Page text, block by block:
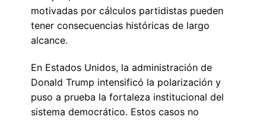
motivadas por cálculos partidistas pueden
tener consecuencias históricas de largo
alcance.
En Estados Unidos, la administración de
Donald Trump intensificó la polarización y
puso a prueba la fortaleza institucional del
sistema democrático. Estos casos no